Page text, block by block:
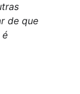
de que
é